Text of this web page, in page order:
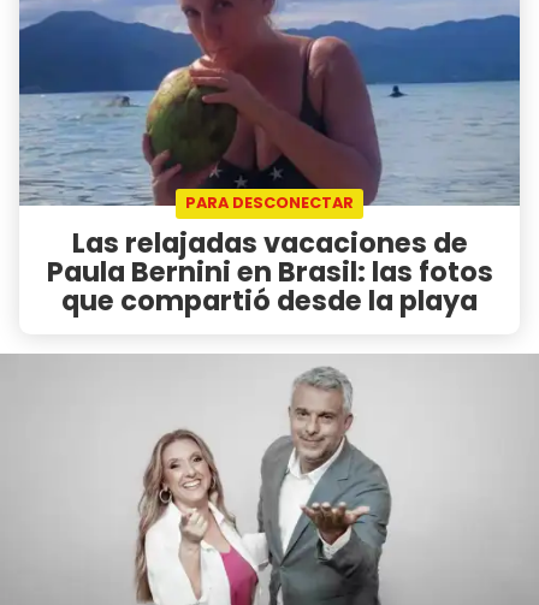
PARA DESCONECTAR
Las relajadas vacaciones de
Paula Bernini en Brasil: las fotos
que compartió desde la playa